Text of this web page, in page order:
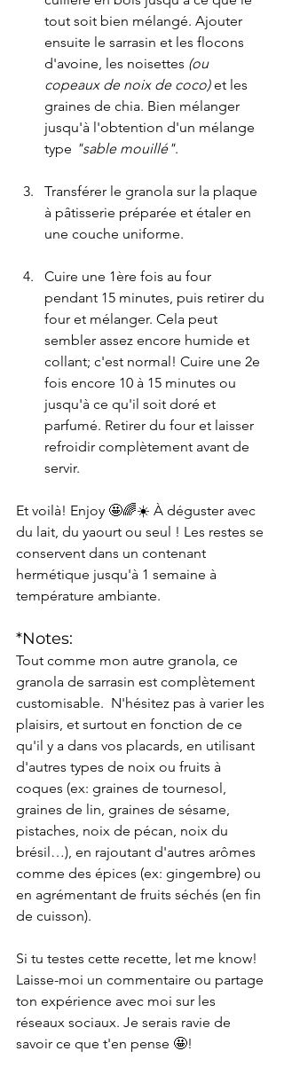
tout soit bien mélangé. Ajouter
ensuite le sarrasin et les flocons
d'avoine, les noisettes (ou
copeaux de noix de coco) et les
graines de chia. Bien mélanger
jusqu'à l'obtention d'un mélange
type "sable mouillé".
Transférer le granola sur la plaque
à pâtisserie préparée et étaler en
une couche uniforme.
Cuire une 1ère fois au four
pendant 15 minutes, puis retirer du
four et mélanger. Cela peut
sembler assez encore humide et
collant; c'est normal! Cuire une 2e
fois encore 10 à 15 minutes ou
jusqu'à ce qu'il soit doré et
parfumé. Retirer du four et laisser
refroidir complètement avant de
servir.
Et voilà! Enjoy 🤩🌈☀️ À déguster avec
du lait, du yaourt ou seul ! Les restes se
conservent dans un contenant
hermétique jusqu'à 1 semaine à
température ambiante.
*Notes:
Tout comme mon autre granola, ce
granola de sarrasin est complètement
customisable.  N'hésitez pas à varier les
plaisirs, et surtout en fonction de ce
qu'il y a dans vos placards, en utilisant
d'autres types de noix ou fruits à
coques (ex: graines de tournesol,
graines de lin, graines de sésame,
pistaches, noix de pécan, noix du
brésil…), en rajoutant d'autres arômes
comme des épices (ex: gingembre) ou
en agrémentant de fruits séchés (en fin
de cuisson).
Si tu testes cette recette, let me know!
Laisse-moi un commentaire ou partage
ton expérience avec moi sur les
réseaux sociaux. Je serais ravie de
savoir ce que t'en pense 🤩!